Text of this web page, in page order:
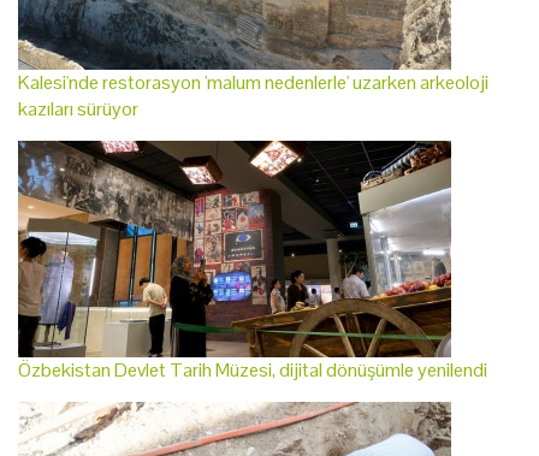
Kalesi'nde restorasyon 'malum nedenlerle' uzarken arkeoloji
kazıları sürüyor
Özbekistan Devlet Tarih Müzesi, dijital dönüşümle yenilendi